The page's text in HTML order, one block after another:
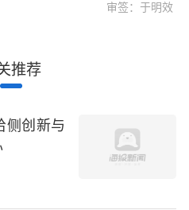
审签：于明效
推荐
侧创新与